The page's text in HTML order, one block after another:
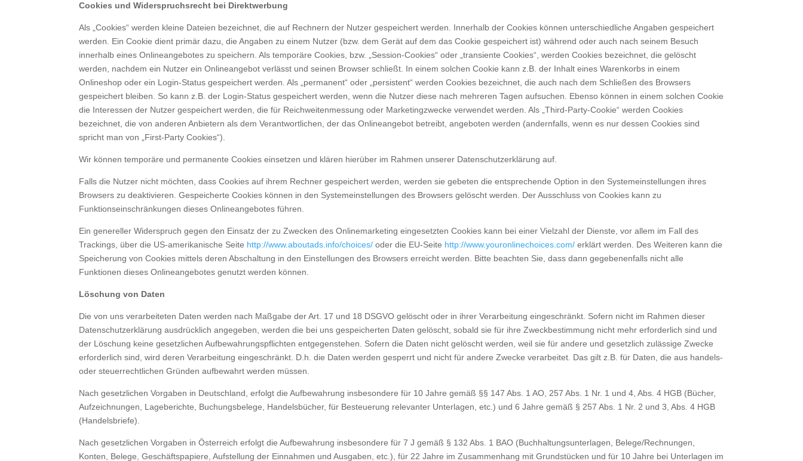
Cookies und Widerspruchsrecht bei Direktwerbung
Als „Cookies“ werden kleine Dateien bezeichnet, die auf Rechnern der Nutzer gespeichert werden. Innerhalb der Cookies können unterschiedliche Angaben gespeichert
werden. Ein Cookie dient primär dazu, die Angaben zu einem Nutzer (bzw. dem Gerät auf dem das Cookie gespeichert ist) während oder auch nach seinem Besuch
innerhalb eines Onlineangebotes zu speichern. Als temporäre Cookies, bzw. „Session-Cookies“ oder „transiente Cookies“, werden Cookies bezeichnet, die gelöscht
werden, nachdem ein Nutzer ein Onlineangebot verlässt und seinen Browser schließt. In einem solchen Cookie kann z.B. der Inhalt eines Warenkorbs in einem
Onlineshop oder ein Login-Status gespeichert werden. Als „permanent“ oder „persistent“ werden Cookies bezeichnet, die auch nach dem Schließen des Browsers
gespeichert bleiben. So kann z.B. der Login-Status gespeichert werden, wenn die Nutzer diese nach mehreren Tagen aufsuchen. Ebenso können in einem solchen Cookie
die Interessen der Nutzer gespeichert werden, die für Reichweitenmessung oder Marketingzwecke verwendet werden. Als „Third-Party-Cookie“ werden Cookies
bezeichnet, die von anderen Anbietern als dem Verantwortlichen, der das Onlineangebot betreibt, angeboten werden (andernfalls, wenn es nur dessen Cookies sind
spricht man von „First-Party Cookies“).
Wir können temporäre und permanente Cookies einsetzen und klären hierüber im Rahmen unserer Datenschutzerklärung auf.
Falls die Nutzer nicht möchten, dass Cookies auf ihrem Rechner gespeichert werden, werden sie gebeten die entsprechende Option in den Systemeinstellungen ihres
Browsers zu deaktivieren. Gespeicherte Cookies können in den Systemeinstellungen des Browsers gelöscht werden. Der Ausschluss von Cookies kann zu
Funktionseinschränkungen dieses Onlineangebotes führen.
Ein genereller Widerspruch gegen den Einsatz der zu Zwecken des Onlinemarketing eingesetzten Cookies kann bei einer Vielzahl der Dienste, vor allem im Fall des
Trackings, über die US-amerikanische Seite http://www.aboutads.info/choices/ oder die EU-Seite http://www.youronlinechoices.com/ erklärt werden. Des Weiteren kann die
Speicherung von Cookies mittels deren Abschaltung in den Einstellungen des Browsers erreicht werden. Bitte beachten Sie, dass dann gegebenenfalls nicht alle
Funktionen dieses Onlineangebotes genutzt werden können.
Löschung von Daten
Die von uns verarbeiteten Daten werden nach Maßgabe der Art. 17 und 18 DSGVO gelöscht oder in ihrer Verarbeitung eingeschränkt. Sofern nicht im Rahmen dieser
Datenschutzerklärung ausdrücklich angegeben, werden die bei uns gespeicherten Daten gelöscht, sobald sie für ihre Zweckbestimmung nicht mehr erforderlich sind und
der Löschung keine gesetzlichen Aufbewahrungspflichten entgegenstehen. Sofern die Daten nicht gelöscht werden, weil sie für andere und gesetzlich zulässige Zwecke
erforderlich sind, wird deren Verarbeitung eingeschränkt. D.h. die Daten werden gesperrt und nicht für andere Zwecke verarbeitet. Das gilt z.B. für Daten, die aus handels-
oder steuerrechtlichen Gründen aufbewahrt werden müssen.
Nach gesetzlichen Vorgaben in Deutschland, erfolgt die Aufbewahrung insbesondere für 10 Jahre gemäß §§ 147 Abs. 1 AO, 257 Abs. 1 Nr. 1 und 4, Abs. 4 HGB (Bücher,
Aufzeichnungen, Lageberichte, Buchungsbelege, Handelsbücher, für Besteuerung relevanter Unterlagen, etc.) und 6 Jahre gemäß § 257 Abs. 1 Nr. 2 und 3, Abs. 4 HGB
(Handelsbriefe).
Nach gesetzlichen Vorgaben in Österreich erfolgt die Aufbewahrung insbesondere für 7 J gemäß § 132 Abs. 1 BAO (Buchhaltungsunterlagen, Belege/Rechnungen,
Konten, Belege, Geschäftspapiere, Aufstellung der Einnahmen und Ausgaben, etc.), für 22 Jahre im Zusammenhang mit Grundstücken und für 10 Jahre bei Unterlagen im